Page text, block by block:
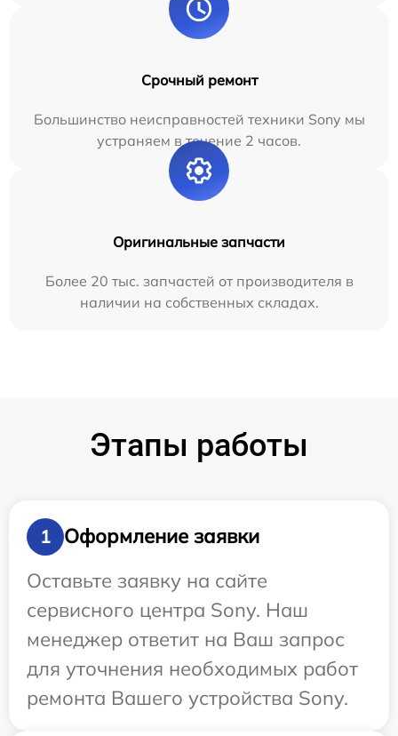
Срочный ремонт
Большинство неисправностей техники Sony мы
устраняем в течение 2 часов.
Оригинальные запчасти
Более 20 тыс. запчастей от производителя в
наличии на собственных складах.
Этапы работы
1
Оформление заявки
Оставьте заявку на сайте
сервисного центра Sony. Наш
менеджер ответит на Ваш запрос
для уточнения необходимых работ
ремонта Вашего устройства Sony.